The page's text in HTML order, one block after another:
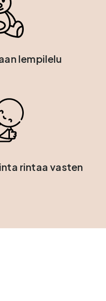
lempilelu
rintaa vasten